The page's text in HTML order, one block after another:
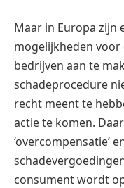
Maar in Europa zijn
mogelijkheden
bedrijven aan te
schadeprocedure
recht meent te
actie te komen.
‘overcompensatie’
consument wordt